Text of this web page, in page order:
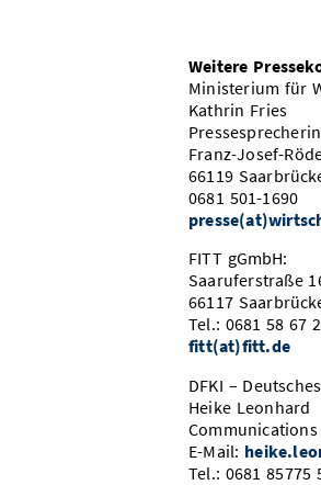
Weitere
Ministerium für
Kathrin Fries
Franz-Josef-
66119
0681 501-1690
FITT gGmbH:
Saaruferstraße
66117
Tel.: 0681 58 67
fitt(at)fitt.de
DFKI –
Heike Leonhard
E-Mail:
Tel.: 0681 85775